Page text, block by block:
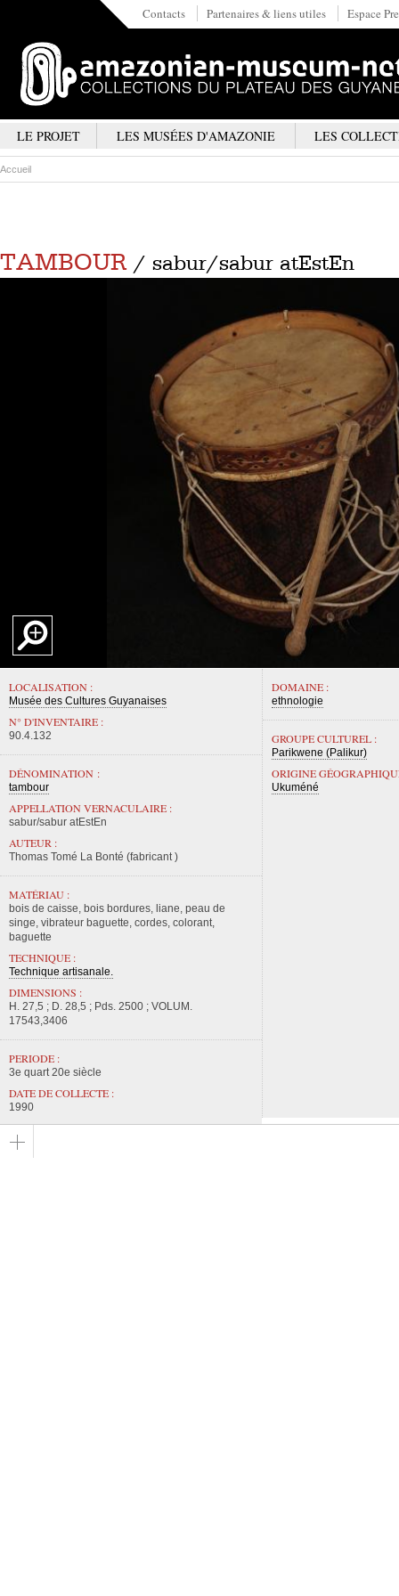
Contacts Partenaires & liens utiles Espace
LE PROJET LES MUSÉES D'AMAZONIE LES
Accueil
TAMBOUR / sabur/sabur atEstEn
LOCALISATION :
Musée des Cultures Guyanaises
N° D'INVENTAIRE :
90.4.132
DÉNOMINATION :
tambour
APPELLATION VERNACULAIRE :
sabur/sabur atEstEn
AUTEUR :
Thomas Tomé La Bonté (fabricant )
MATÉRIAU :
bois de caisse, bois bordures, liane, peau de
singe, vibrateur baguette, cordes, colorant,
baguette
TECHNIQUE :
Technique artisanale.
DIMENSIONS :
H. 27,5 ; D. 28,5 ; Pds. 2500 ; VOLUM.
17543,3406
PERIODE :
3e quart 20e siècle
DATE DE COLLECTE :
1990
DOMAINE :
ethnologie
GROUPE CULTUREL :
Parikwene (Palikur)
ORIGINE
Ukuméné